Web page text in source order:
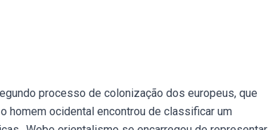
processo de colonização dos europeus, que
homem ocidental encontrou de classificar um